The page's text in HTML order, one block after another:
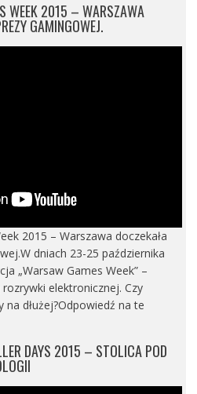
WEEK 2015 – WARSZAWA
GAMINGOWEJ.
2015 – Warszawa doczekała
dniach 23-25 października
„Warsaw Games Week” –
elektronicznej. Czy
dłużej?Odpowiedź na te
DAYS 2015 – STOLICA POD